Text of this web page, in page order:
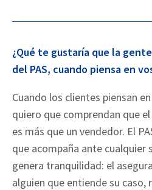
¿Qué te gustaría que la
del PAS, cuando piensa en
Cuando los clientes piensan
quiero que comprendan que
es más que un vendedor. El
que acompaña ante cualquier
genera tranquilidad: el
alguien que entiende su caso,